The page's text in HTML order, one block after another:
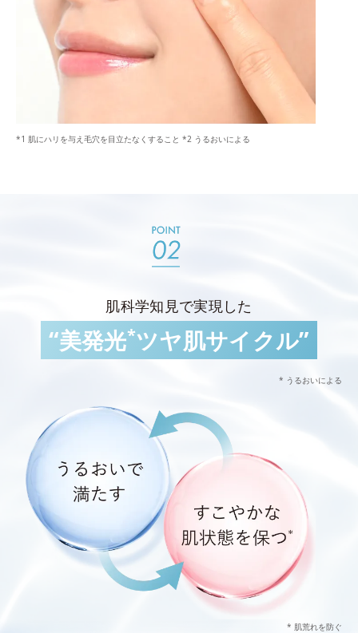
*1 肌にハリを与え毛穴を目立たなくすること *2 うるおいによる
肌科学知見で実現した
“美発光*ツヤ肌サイクル”
* うるおいによる
* 肌荒れを防ぐ